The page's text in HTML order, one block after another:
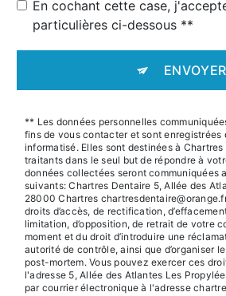
En cochant cette case,
particulières ci-dessous **
ENVOYER
** Les données personnelles
fins de vous contacter et sont enregistrées
informatisé. Elles sont destinées à
traitants dans le seul but de répondre à
données collectées seront communiquées
suivants: Chartres Dentaire 5, Allée des
28000 Chartres
droits d’accès, de rectification,
limitation, d’opposition, de retrait de votre
moment et du droit d’introduire une
autorité de contrôle, ainsi que d’organiser
post-mortem. Vous pouvez exercer ces
l'adresse 5, Allée des Atlantes Les
par courrier électronique à l'adresse